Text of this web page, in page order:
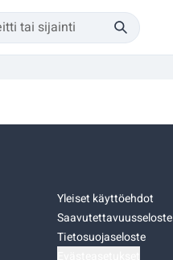
Yleiset käyttöehdot
Saavutettavuusseloste
Tietosuojaseloste